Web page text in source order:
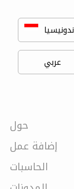
حول
إضافة عمل
الحاسبات